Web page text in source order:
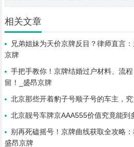
相关文章
兄弟姐妹为天价京牌反目？律师直言
京牌
手把手教你！京牌结婚过户材料、流
留！_盛昂京牌
北京那些开着豹子号顺子号的车主，
北京靓号车牌京AAA555价值究竟能到
别再死磕摇号！京牌曲线获取全攻略：
盛昂京牌